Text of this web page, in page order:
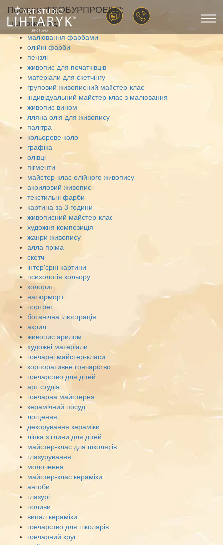
Послуги “ГЕОБУРПРОЕКТ”:
Інші новини від:
малювання фарбами
олійні фарби
пензлі
живопис для початківців
матеріали для скетчінгу
груповий живописний майстер-клас
індивідуальний майстер-клас з малювання
живопис вином
лляна олія для живопису
палітра
кольорове коло
графіка
олівці
пігменти
майстер-клас олійного живопису
акриловий живопис
текстильні фарби
картина за 3 години
живописний майстер-клас
художня композиція
жанри живопису
алла пріма
скетч
інтер'єрні картини
психологія кольору
колорит
натюрморт
портрет
ботанічна ілюстрація
акрил
живопис арилом
художні матеріали
гончарні майстер-класи
корпоративне гончарство
гончарство для дітей
арт студія
гончарна майстерня
керамічний посуд
лощення
декорування кераміки
ліпка з глини для дітей
майстер-клас для школярів
глазурування
молочення
майстер-клас кераміки
ангоби
глазурі
поливи
випал кераміки
гончарство для школярів
гончарний круг